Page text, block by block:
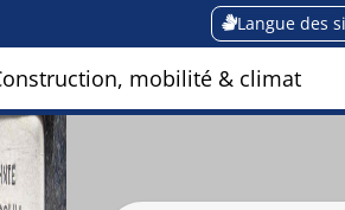
Langue des
mobilité & climat